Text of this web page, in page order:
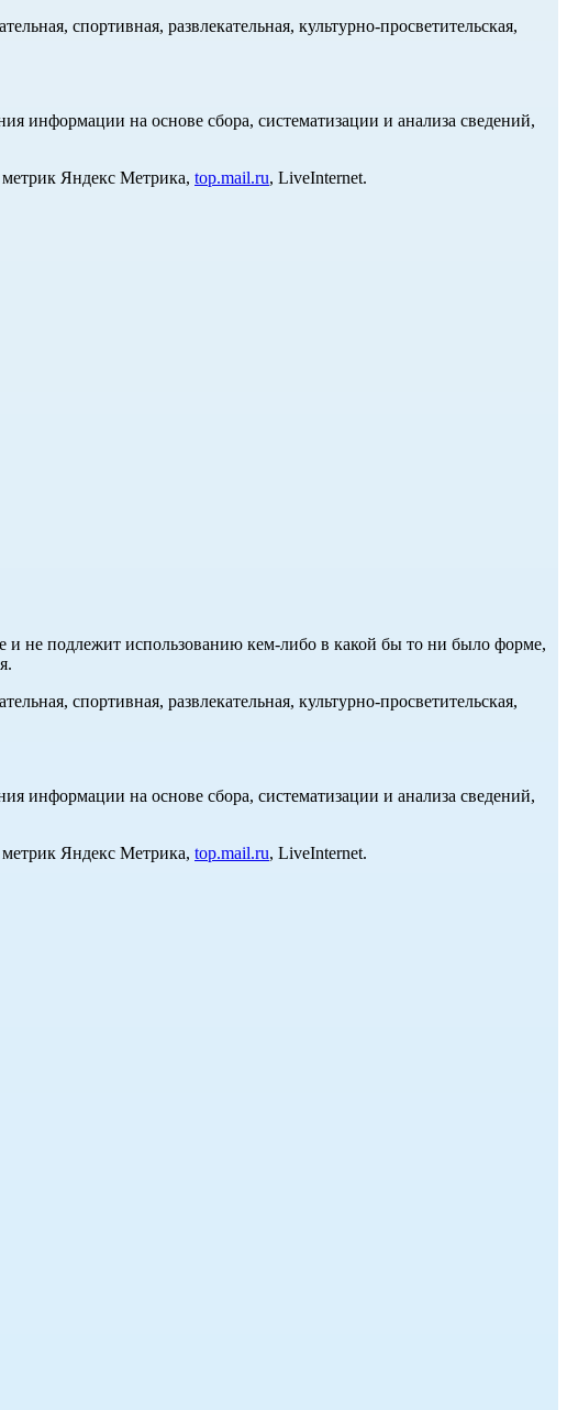
спортивная, развлекательная, культурно-просветительская,
информации на основе сбора, систематизации и анализа сведений,
Яндекс Метрика, top.mail.ru, LiveInternet.
и не подлежит использованию кем-либо в какой бы то ни было форме,
спортивная, развлекательная, культурно-просветительская,
информации на основе сбора, систематизации и анализа сведений,
Яндекс Метрика, top.mail.ru, LiveInternet.